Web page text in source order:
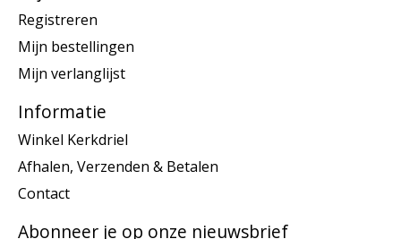
Registreren
Mijn bestellingen
Mijn verlanglijst
Informatie
Winkel Kerkdriel
Afhalen, Verzenden & Betalen
Contact
Abonneer je op onze nieuwsbrief